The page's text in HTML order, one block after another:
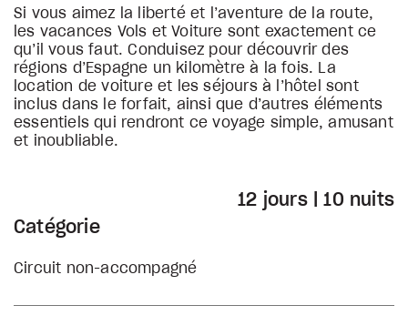
Si vous aimez la liberté et l’aventure de la route,
les vacances Vols et Voiture sont exactement ce
qu’il vous faut. Conduisez pour découvrir des
régions d’Espagne un kilomètre à la fois. La
location de voiture et les séjours à l’hôtel sont
inclus dans le forfait, ainsi que d’autres éléments
essentiels qui rendront ce voyage simple, amusant
et inoubliable.
12 jours | 10 nuits
Catégorie
Circuit non-accompagné